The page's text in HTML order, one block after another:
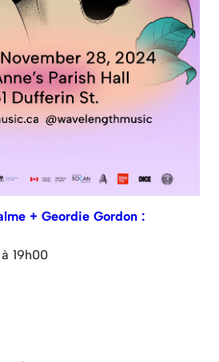
+ Geordie Gordon :
19h00